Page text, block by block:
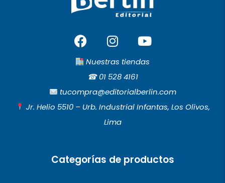
F
a
c
b
o
o
I
n
s
t
a
g
r
a
Y
o
u
u
b
e
Nuestras tiendas
☎︎01 528 4161
tucompra@editorialberlin.com
Jr. Helio 5510 – Urb. Industrial Infantas, Los Olivos,
Lima
Categorías de productos